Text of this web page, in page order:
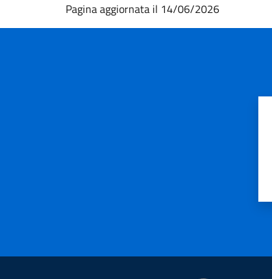
Pagina aggiornata il 14/06/2026